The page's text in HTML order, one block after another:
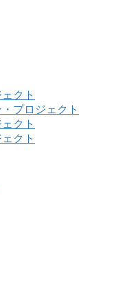
クト
プロジェクト
クト
クト